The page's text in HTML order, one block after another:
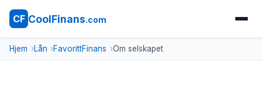
CF CoolFinans.com
Hjem Lån FavorittFinans Om selskapet